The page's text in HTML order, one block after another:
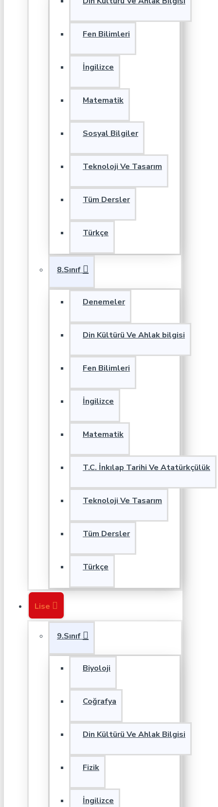
Fen Bilimleri
İngilizce
Matematik
Sosyal Bilgiler
Teknoloji Ve Tasarım
Tüm Dersler
Türkçe
8.Sınıf
Denemeler
Din Kültürü Ve Ahlak bilgisi
Fen Bilimleri
İngilizce
Matematik
T.C. İnkılap Tarihi Ve Atatürkçülük
Teknoloji Ve Tasarım
Tüm Dersler
Türkçe
Lise
9.Sınıf
Biyoloji
Coğrafya
Din Kültürü Ve Ahlak Bilgisi
Fizik
İngilizce